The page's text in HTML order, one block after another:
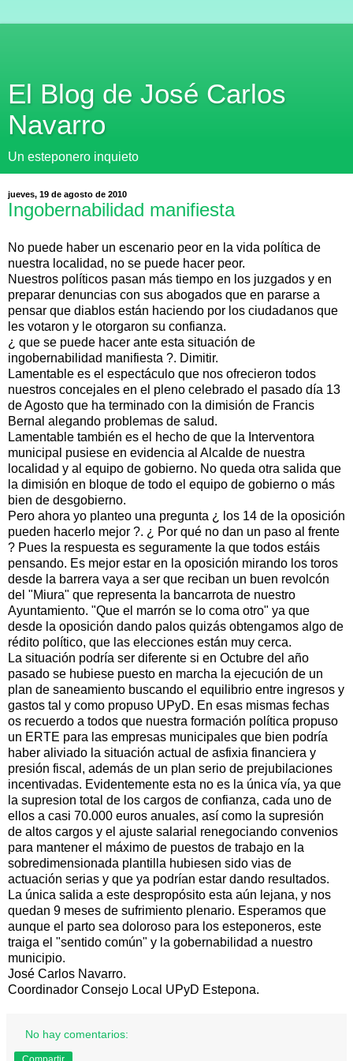
El Blog de José Carlos
Navarro
Un esteponero inquieto
jueves, 19 de agosto de 2010
Ingobernabilidad manifiesta
No puede haber un escenario peor en la vida política de
nuestra localidad, no se puede hacer peor.
Nuestros políticos pasan más tiempo en los juzgados y en
preparar denuncias con sus abogados que en pararse a
pensar que diablos están haciendo por los ciudadanos que
les votaron y le otorgaron su confianza.
¿ que se puede hacer ante esta situación de
ingobernabilidad manifiesta ?. Dimitir.
Lamentable es el espectáculo que nos ofrecieron todos
nuestros concejales en el pleno celebrado el pasado día 13
de Agosto que ha terminado con la dimisión de Francis
Bernal alegando problemas de salud.
Lamentable también es el hecho de que la Interventora
municipal pusiese en evidencia al Alcalde de nuestra
localidad y al equipo de gobierno. No queda otra salida que
la dimisión en bloque de todo el equipo de gobierno o más
bien de desgobierno.
Pero ahora yo planteo una pregunta ¿ los 14 de la oposición
pueden hacerlo mejor ?. ¿ Por qué no dan un paso al frente
? Pues la respuesta es seguramente la que todos estáis
pensando. Es mejor estar en la oposición mirando los toros
desde la barrera vaya a ser que reciban un buen revolcón
del "Miura" que representa la bancarrota de nuestro
Ayuntamiento. "Que el marrón se lo coma otro" ya que
desde la oposición dando palos quizás obtengamos algo de
rédito político, que las elecciones están muy cerca.
La situación podría ser diferente si en Octubre del año
pasado se hubiese puesto en marcha la ejecución de un
plan de saneamiento buscando el equilibrio entre ingresos y
gastos tal y como propuso UPyD. En esas mismas fechas
os recuerdo a todos que nuestra formación política propuso
un ERTE para las empresas municipales que bien podría
haber aliviado la situación actual de asfixia financiera y
presión fiscal, además de un plan serio de prejubilaciones
incentivadas. Evidentemente esta no es la única vía, ya que
la supresion total de los cargos de confianza, cada uno de
ellos a casi 70.000 euros anuales, así como la supresión
de altos cargos y el ajuste salarial renegociando convenios
para mantener el máximo de puestos de trabajo en la
sobredimensionada plantilla hubiesen sido vias de
actuación serias y que ya podrían estar dando resultados.
La única salida a este despropósito esta aún lejana, y nos
quedan 9 meses de sufrimiento plenario. Esperamos que
aunque el parto sea doloroso para los esteponeros, este
traiga el "sentido común" y la gobernabilidad a nuestro
municipio.
José Carlos Navarro.
Coordinador Consejo Local UPyD Estepona.
No hay comentarios: